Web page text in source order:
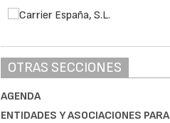
OTRAS SECCIONES
AGENDA
ENTIDADES Y ASOCIACIONES PARA